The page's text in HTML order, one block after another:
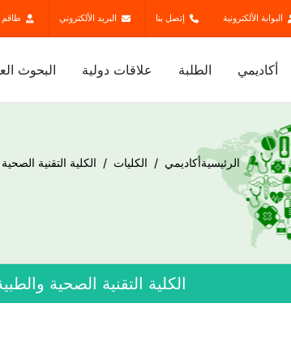
البوابة الألكترونية إتصل بنا البريد الألكتروني
أكاديمي الطلبة علاقات دولية البحوث
الرئيسيةأكاديمي الكليات الكلية التقنية
الكلية التقنية الصحية